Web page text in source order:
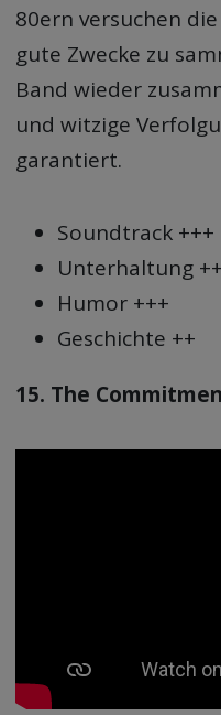
80ern versuchen
gute Zwecke zu
Band wieder
und witzige
garantiert.
Soundtrack +++
Unterhaltung
Humor +++
Geschichte ++
15. The